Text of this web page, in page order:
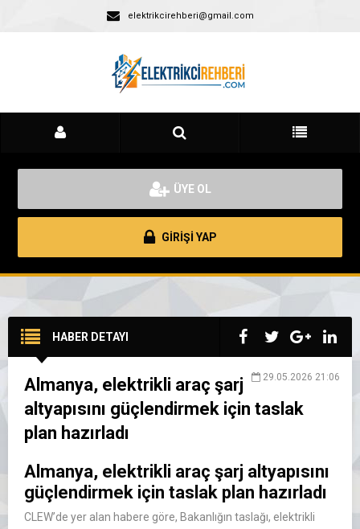
elektrikcirehberi@gmail.com
ÜYE OL
GİRİŞİ YAP
HABER DETAYI
29.05.2026 21:06
Almanya, elektrikli araç şarj
altyapısını güçlendirmek için taslak
plan hazırladı
Almanya, elektrikli araç şarj altyapısını
güçlendirmek için taslak plan hazırladı
CLEW’de yer alan habere göre, Bakanlığın taslağı, elektrikli